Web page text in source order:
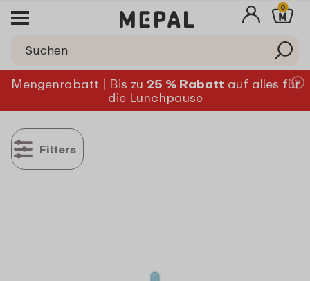
0
Mengenrabatt | Bis zu 25 % Rabatt auf alles für
die Lunchpause
Filters